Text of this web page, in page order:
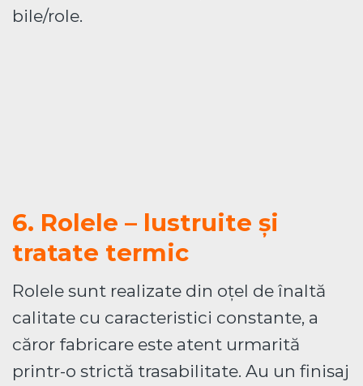
bile/role.
6. Rolele – lustruite și
tratate termic
Rolele sunt realizate din oțel de înaltă
calitate cu caracteristici constante, a
căror fabricare este atent urmarită
printr-o strictă trasabilitate. Au un finisaj